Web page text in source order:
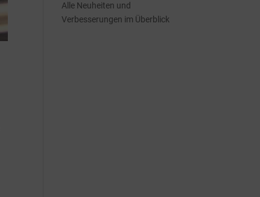
Alle Neuheiten und
Verbesserungen im Überblick